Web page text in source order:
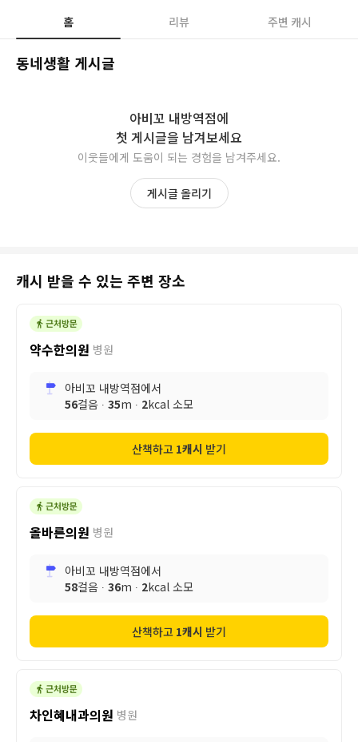
홈 리뷰 주변 캐시
동네생활 게시글
아비꼬 내방역점에
첫 게시글을 남겨보세요
이웃들에게 도움이 되는 경험을 남겨주세요.
게시글 올리기
캐시 받을 수 있는 주변 장소
약수한의원 병원
아비꼬 내방역점에서
56걸음 ∙ 35m ∙ 2kcal 소모
산책하고 1캐시 받기
올바른의원 병원
아비꼬 내방역점에서
58걸음 ∙ 36m ∙ 2kcal 소모
산책하고 1캐시 받기
차인혜내과의원 병원